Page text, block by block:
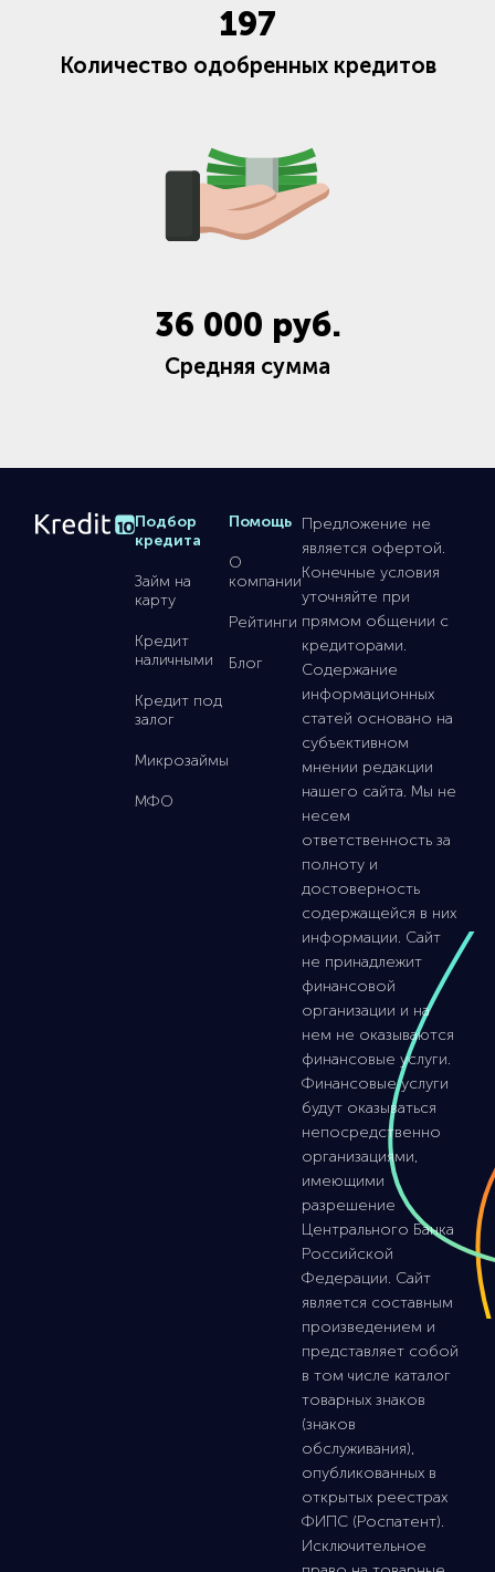
197
Количество одобренных кредитов
36 000 руб.
Средняя сумма
Подбор
кредита
Займ на
карту
Кредит
наличными
Кредит под
залог
Микрозаймы
МФО
Помощь
О
компании
Рейтинги
Блог
Предложение не
является офертой.
Конечные условия
уточняйте при
прямом общении с
кредиторами.
Содержание
информационных
статей основано на
субъективном
мнении редакции
нашего сайта. Мы не
несем
ответственность за
полноту и
достоверность
содержащейся в них
информации. Сайт
не принадлежит
финансовой
организации и на
нем не оказываются
финансовые услуги.
Финансовые услуги
будут оказываться
непосредственно
организациями,
имеющими
разрешение
Центрального Банка
Российской
Федерации. Сайт
является составным
произведением и
представляет собой
в том числе каталог
товарных знаков
(знаков
обслуживания),
опубликованных в
открытых реестрах
ФИПС (Роспатент).
Исключительное